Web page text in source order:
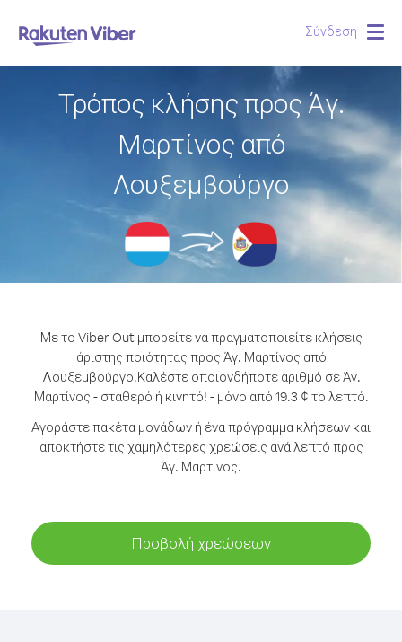
Σύνδεση
Τρόπος κλήσης προς Άγ.
Μαρτίνος από
Λουξεμβούργο
Με το Viber Out μπορείτε να πραγματοποιείτε κλήσεις
άριστης ποιότητας προς Άγ. Μαρτίνος από
Λουξεμβούργο.Καλέστε οποιονδήποτε αριθμό σε Άγ.
Μαρτίνος - σταθερό ή κινητό! - μόνο από 19.3 ¢ το λεπτό.
Αγοράστε πακέτα μονάδων ή ένα πρόγραμμα κλήσεων και
αποκτήστε τις χαμηλότερες χρεώσεις ανά λεπτό προς
Άγ. Μαρτίνος.
Προβολή χρεώσεων